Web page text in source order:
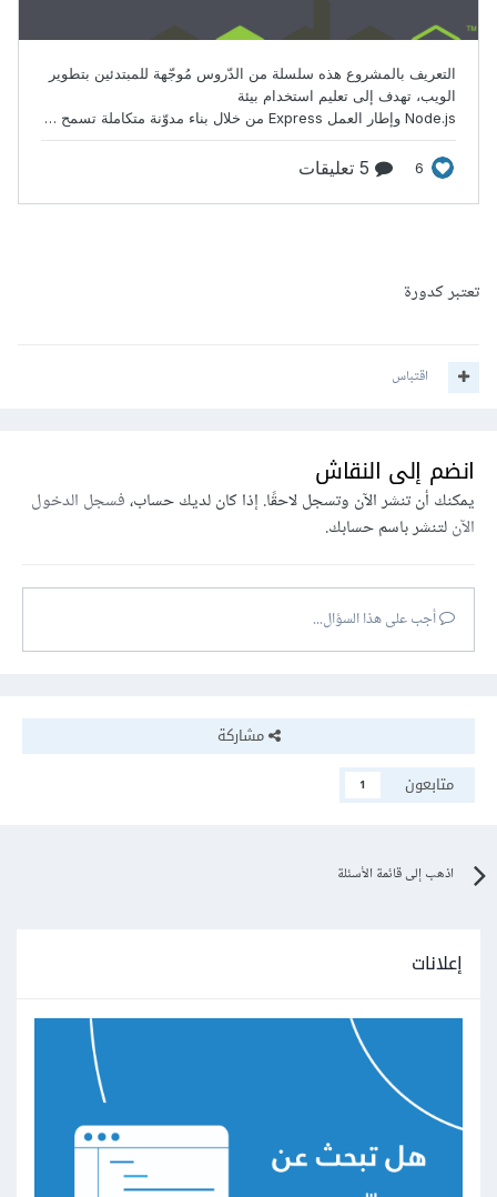
تعتبر كدورة
اقتباس
انضم إلى النقاش
يمكنك أن تنشر الآن وتسجل لاحقًا. إذا كان لديك حساب،فسجل الدخول
الآنلتنشر باسم حسابك.
أجب على هذا السؤال...
مشاركة
متابعون
1
اذهب إلى قائمة الأسئلة
إعلانات